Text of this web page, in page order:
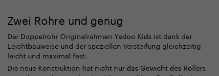
Zwei Rohre und genug
Der Doppelrohr Originalrahmen Yedoo Kids ist dank der
Leichtbauweise und der speziellen Versteifung gleichzeitig
leicht und maximal fest.
Die neue Konstruktion hat nicht nur das Gewicht des Rollers